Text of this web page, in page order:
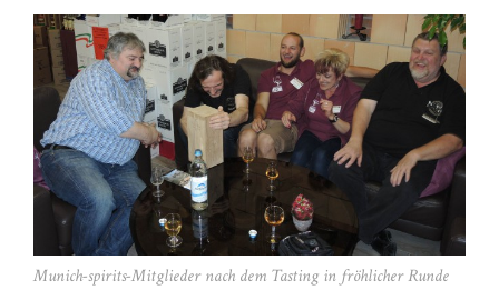
Munich-spirits-Mitglieder nach dem Tasting in fröhlicher Runde